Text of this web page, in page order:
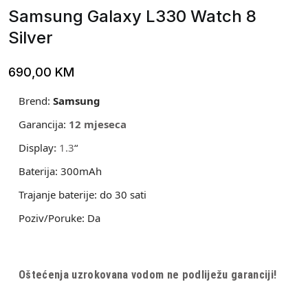
Samsung Galaxy L330 Watch 8
Silver
690,00 KM
Brend: Samsung
Garancija: 12 mjeseca
Display: 1.3“
Baterija: 300mAh
Trajanje baterije: do 30 sati
Poziv/Poruke: Da
Oštećenja uzrokovana vodom ne podliježu garanciji!